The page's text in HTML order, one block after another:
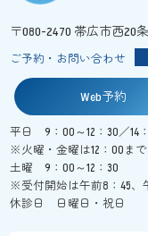
〒080-2470 帯広市西20
ご予約・お問い合わせ
Web予約
平日 9：00～12：30／14
※火曜・金曜は12：00まで
土曜 9：00～12：30
※受付開始は午前8：45、
休診日 日曜日・祝日